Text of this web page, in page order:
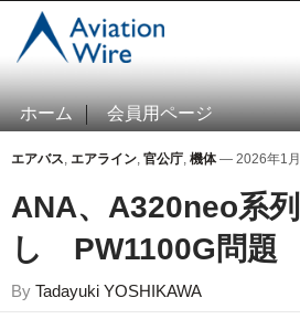
ホーム 会員用ページ
エアバス, エアライン, 官公庁, 機体— 2026年1月
ANA、A320neo系
し PW1100G問題
By Tadayuki YOSHIKAWA